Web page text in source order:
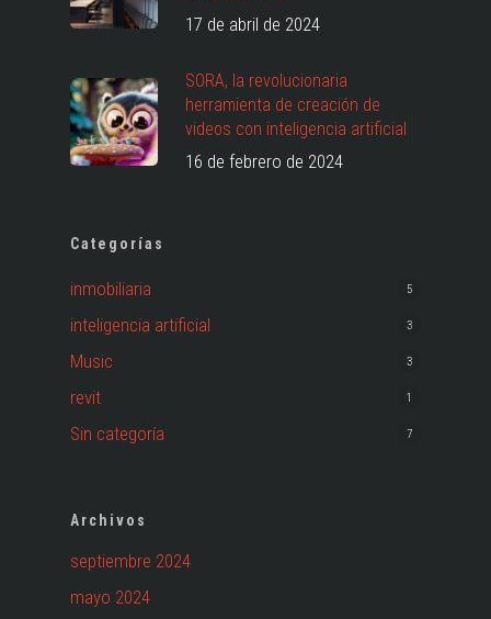
17 de abril de 2024
SORA, la revolucionaria
herramienta de creación de
videos con inteligencia artificial
16 de febrero de 2024
Categorías
inmobiliaria 5
inteligencia artificial 3
Music 3
revit 1
Sin categoría 7
Archivos
septiembre 2024
mayo 2024